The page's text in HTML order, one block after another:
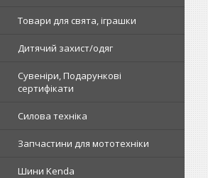
Товари для свята, іграшки
Дитячий захист/одяг
Сувеніри, Подарункові
сертифікати
Силова техніка
Запчастини для мототехніки
Шини Kenda